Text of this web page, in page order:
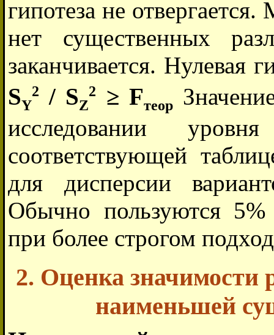
гипотеза не
нет существенных
заканчивается. Нулевая
SY
2 / SZ
2 ≥ Fтеор
исследовании
соответствующей
для дисперсии
Обычно пользуются
при более строгом
2. Оценка значимости
наименьшей